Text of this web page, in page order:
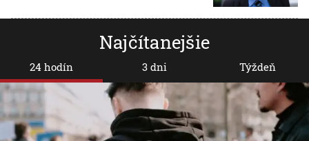
Najčítanejšie
24 hodín 3 dni Týždeň